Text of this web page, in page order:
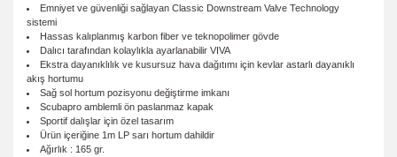
Emniyet ve güvenliği sağlayan Classic Downstream Valve Technology
sistemi
Hassas kalıplanmış karbon fiber ve teknopolimer gövde
Dalıcı tarafından kolaylıkla ayarlanabilir VIVA
Ekstra dayanıklılık ve kusursuz hava dağıtımı için kevlar astarlı dayanıklı
akış hortumu
Sağ sol hortum pozisyonu değiştirme imkanı
Scubapro amblemli ön paslanmaz kapak
Sportif dalışlar için özel tasarım
Ürün içeriğine 1m LP sarı hortum dahildir
Ağırlık : 165 gr.